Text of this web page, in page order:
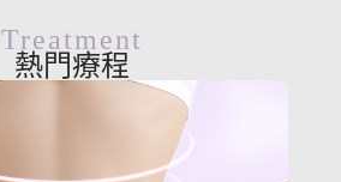
Treatment
熱門療程